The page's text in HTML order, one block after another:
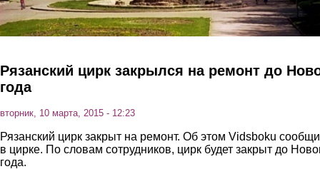
Рязанский цирк закрылся на ремонт до
года
вторник, 10 марта, 2015 - 12:23
Рязанский цирк закрыт на ремонт. Об этом Vidsboku
в цирке. По словам сотрудников, цирк будет закрыт до
года.